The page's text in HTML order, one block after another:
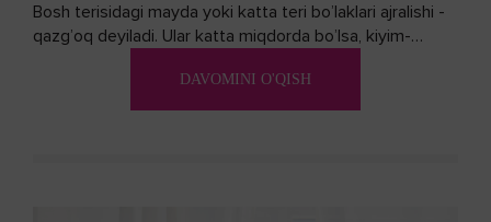
Bosh terisidagi mayda yoki katta teri bo’laklari ajralishi -
qazg’oq deyiladi. Ular katta miqdorda bo’lsa, kiyim-
DAVOMINI O'QISH